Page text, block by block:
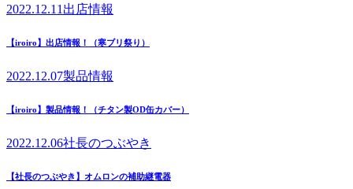
2022.12.11 出店情報
【iroiro】出店情報！（寒ブリ祭り）
2022.12.07製品情報
【iroiro】製品情報！（チタン製OD缶カバー）
2022.12.06社長のつぶやき
【社長のつぶやき】オムロンの補助継電器